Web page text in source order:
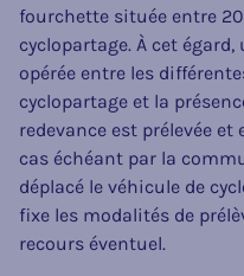
fourchette située entre
cyclopartage. À cet
opérée entre les
cyclopartage et la
redevance est prélevée
cas échéant par la
déplacé le véhicule de
fixe les modalités de
recours éventuel.